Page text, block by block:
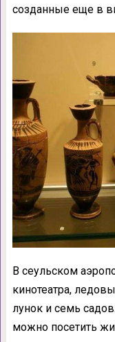
созданные еще в
В cеульском
кинотеатра,
лунок и семь
можно посетить